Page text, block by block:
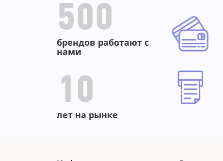
500
брендов работают с
нами
10
лет на рынке